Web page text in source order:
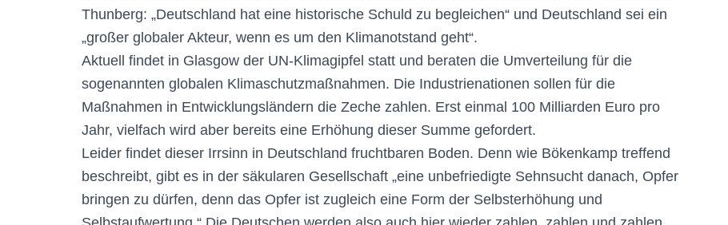
Thunberg: „Deutschland hat eine historische Schuld zu begleichen“ und Deutschland sei ein
„großer globaler Akteur, wenn es um den Klimanotstand geht“.
Aktuell findet in Glasgow der UN-Klimagipfel statt und beraten die Umverteilung für die
sogenannten globalen Klimaschutzmaßnahmen. Die Industrienationen sollen für die
Maßnahmen in Entwicklungsländern die Zeche zahlen. Erst einmal 100 Milliarden Euro pro
Jahr, vielfach wird aber bereits eine Erhöhung dieser Summe gefordert.
Leider findet dieser Irrsinn in Deutschland fruchtbaren Boden. Denn wie Bökenkamp treffend
beschreibt, gibt es in der säkularen Gesellschaft „eine unbefriedigte Sehnsucht danach, Opfer
bringen zu dürfen, denn das Opfer ist zugleich eine Form der Selbsterhöhung und